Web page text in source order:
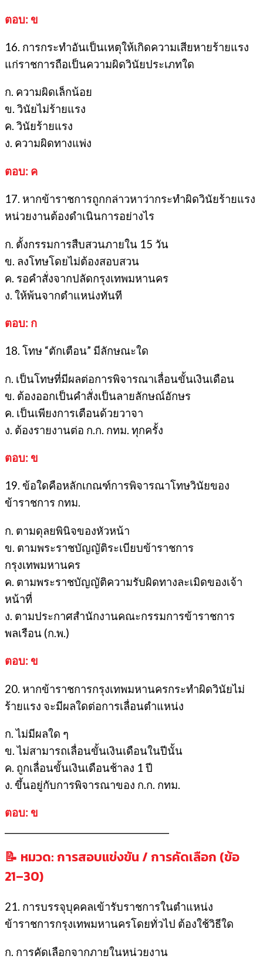
ตอบ: ข
16. การกระทำอันเป็นเหตุให้เกิดความเสียหายร้ายแรง
แก่ราชการถือเป็นความผิดวินัยประเภทใด
ก. ความผิดเล็กน้อย
ข. วินัยไม่ร้ายแรง
ค. วินัยร้ายแรง
ง. ความผิดทางแพ่ง
ตอบ: ค
17. หากข้าราชการถูกกล่าวหาว่ากระทำผิดวินัยร้ายแรง
หน่วยงานต้องดำเนินการอย่างไร
ก. ตั้งกรรมการสืบสวนภายใน 15 วัน
ข. ลงโทษโดยไม่ต้องสอบสวน
ค. รอคำสั่งจากปลัดกรุงเทพมหานคร
ง. ให้พ้นจากตำแหน่งทันที
ตอบ: ก
18. โทษ “ตักเตือน” มีลักษณะใด
ก. เป็นโทษที่มีผลต่อการพิจารณาเลื่อนขั้นเงินเดือน
ข. ต้องออกเป็นคำสั่งเป็นลายลักษณ์อักษร
ค. เป็นเพียงการเตือนด้วยวาจา
ง. ต้องรายงานต่อ ก.ก. กทม. ทุกครั้ง
ตอบ: ข
19. ข้อใดคือหลักเกณฑ์การพิจารณาโทษวินัยของ
ข้าราชการ กทม.
ก. ตามดุลยพินิจของหัวหน้า
ข. ตามพระราชบัญญัติระเบียบข้าราชการ
กรุงเทพมหานคร
ค. ตามพระราชบัญญัติความรับผิดทางละเมิดของเจ้า
หน้าที่
ง. ตามประกาศสำนักงานคณะกรรมการข้าราชการ
พลเรือน (ก.พ.)
ตอบ: ข
20. หากข้าราชการกรุงเทพมหานครกระทำผิดวินัยไม่
ร้ายแรง จะมีผลใดต่อการเลื่อนตำแหน่ง
ก. ไม่มีผลใด ๆ
ข. ไม่สามารถเลื่อนขั้นเงินเดือนในปีนั้น
ค. ถูกเลื่อนขั้นเงินเดือนช้าลง 1 ปี
ง. ขึ้นอยู่กับการพิจารณาของ ก.ก. กทม.
ตอบ: ข
📝 หมวด: การสอบแข่งขัน / การคัดเลือก (ข้อ
21–30)
21. การบรรจุบุคคลเข้ารับราชการในตำแหน่ง
ข้าราชการกรุงเทพมหานครโดยทั่วไป ต้องใช้วิธีใด
ก. การคัดเลือกจากภายในหน่วยงาน